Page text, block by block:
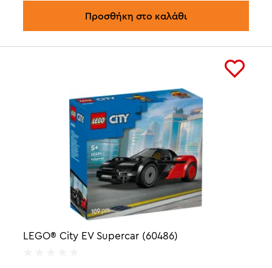
Προσθήκη στο καλάθι
LEGO® City EV Supercar (60486)